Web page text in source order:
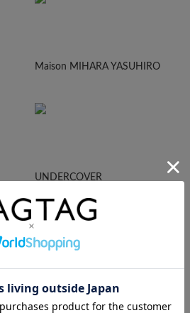
Maison MIHARA YASUHIRO
UNDERCOVER
Needles